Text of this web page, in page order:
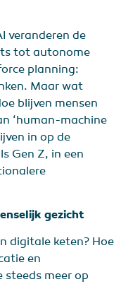
veranderen de
tot autonome
planning:
Maar wat
blijven mensen
‘human-machine
in op de
Gen Z, in een
gezicht
digitale keten? Hoe
en
steeds meer op